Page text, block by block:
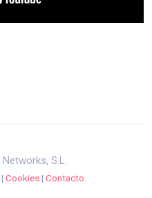
S.L.
| Cookies| Contacto